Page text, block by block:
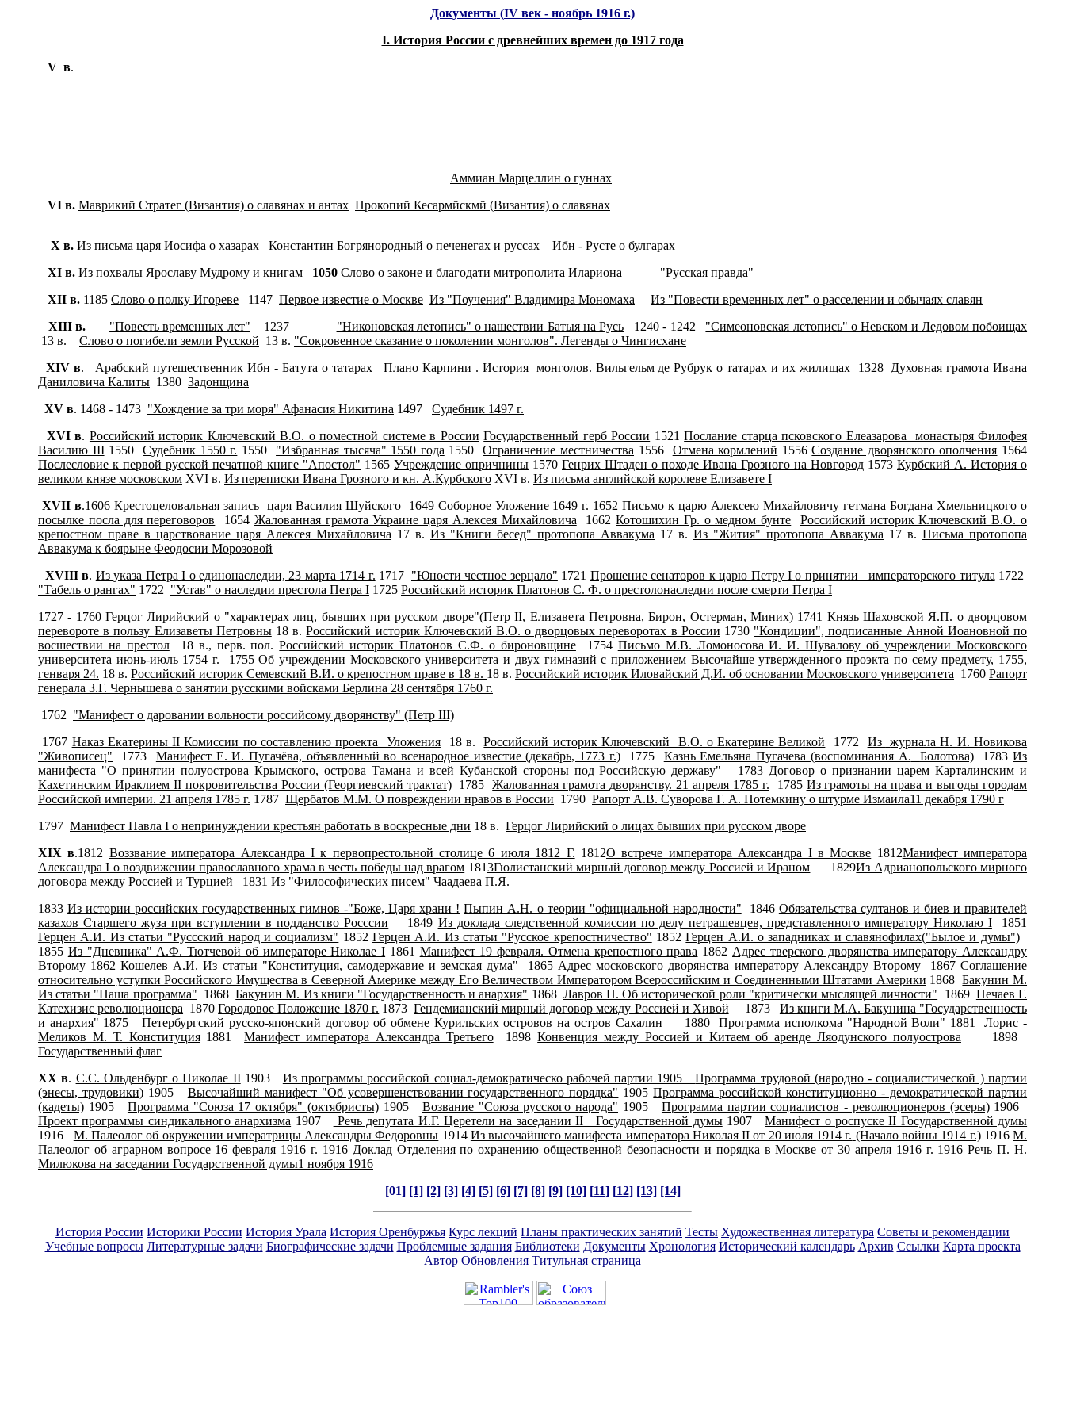
Документы (IV век - ноябрь 1916 г.)
I. История России с древнейших времен до 1917 года
V в.
Аммиан Марцеллин о гуннах
VI в. Маврикий Стратег (Византия) о славянах и антах Прокопий Кесармйскмй (Византия) о славянах
X в. Из письма царя Иосифа о хазарах Константин Богрянородный о печенегах и руссах
Ибн - Русте о булгарах
XI в. Из похвалы Ярославу Мудрому и книгам 1050 Слово о законе и благодати митрополита Илариона
"Русская правда"
XII в. 1185 Слово о полку Игореве 1147 Первое известие о Москве Из "Поучения" Владимира Мономаха
Из "Повести временных лет" о расселении и обычаях славян
XIIIв. "Повесть временных лет" 1237 "Никоновская летопись" о нашествии Батыя на Русь 1240 - 1242 "Симеоновская летопись" о Невском и Ледовом побоищах
13 в. Слово о погибели земли Русской 13 в. "Сокровенное сказание о поколении монголов". Легенды о Чингисхане
XIV в. Арабский путешественник Ибн - Батута о татарах Плано Карпини . История монголов. Вильгельм де Рубрук о татарах и их жилищах1328 Духовная грамота Ивана
Даниловича Калиты 1380 Задонщина
XV в. 1468 - 1473 "Хождение за три моря" Афанасия Никитина 1497 Судебник 1497 г.
XVIв. Российский историк Ключевский В.О. о поместной системе в России Государственный герб России 1521Послание старца псковского Елеазарова монастыря Филофея
Василию III1550Судебник 1550 г. 1550 "Избранная тысяча" 1550 года 1550Ограничение местничества 1556 Отмена кормлений 1556Создание дворянского ополчения 1564
Послесловие к первой русской печатной книге "Апостол" 1565 Учреждение опричнины 1570 Генрих Штаден о походе Ивана Грозного на Новгород 1573 Курбский А. История о
великом князе московском XVI в. Из переписки Ивана Грозного и кн. А.Курбского XVI в. Из письма английской королеве Елизавете I
XVIIв.1606 Крестоцеловальная запись царя Василия Шуйского1649 Соборное Уложение 1649 г. 1652Письмо к царю Алексею Михайловичу гетмана Богдана Хмельницкого о
посылке посла для переговоров 1654 Жалованная грамота Украине царя Алексея Михайловича 1662Котошихин Гр. о медном бунте
Российский историк Ключевский В.О. о
крепостном праве в царствование царя Алексея Михайловича 17 в. Из "Книги бесед" протопопа Аввакума 17 в. Из "Жития" протопопа Аввакума 17 в. Письма протопопа
Аввакума к боярыне Феодосии Морозовой
XVIIIв. Из указа ПетраI о единонаследии, 23 марта 1714 г. 1717 "Юности честное зерцало" 1721 Прошение сенаторов к царю Петру Iо принятии императорского титула 1722
"Табель о рангах" 1722 "Устав" о наследии престола Петра I 1725 Российский историк Платонов С. Ф. о престолонаследии после смерти Петра I
1727 - 1760Герцог Лирийский о "характерах лиц, бывших при русском дворе"(Петр II, Елизавета Петровна, Бирон, Остерман, Миних)1741 Князь Шаховской Я.П. о дворцовом
перевороте в пользу Елизаветы Петровны18 в.Российский историк Ключевский В.О. о дворцовых переворотах в России 1730 "Кондиции", подписанные Анной Иоановной по
восшествии на престол18 в., перв. пол.Российский историк Платонов С.Ф. о бироновщине1754 Письмо М.В. Ломоносова И. И. Шувалову об учреждении Московского
университета июнь-июль 1754 г. 1755Об учреждении Московского университета и двух гимназий с приложением Высочайше утвержденного проэкта по сему предмету, 1755,
генваря 24. 18 в. Российский историк Семевский В.И. о крепостном праве в 18 в. 18 в. Российский историк Иловайский Д.И. об основании Московского университета 1760 Рапорт
генерала З.Г. Чернышева о занятии русскими войсками Берлина 28 сентября 1760 г.
1762 "Манифест о даровании вольности российсому дворянству" (Петр III)
1767 Наказ Екатерины II Комиссии по составлению проекта Уложения18 в.Российский историк Ключевский В.О. о Екатерине Великой 1772 Из журнала Н. И. Новикова
"Живописец" 1773 Манифест Е. И. Пугачёва, объявленный во всенародное известие (декабрь, 1773 г.)1775 Казнь Емельяна Пугачева (воспоминания А. Болотова)1783Из
манифеста "О принятии полуострова Крымского, острова Тамана и всей Кубанской стороны под Российскую державу" 1783 Договор о признании царем Карталинским и
Кахетинским Ираклием II покровительства России (Георгиевский трактат)1785Жалованная грамота дворянству. 21 апреля 1785 г. 1785 Из грамоты на права и выгоды городам
Российской империи. 21 апреля 1785 г. 1787 Щербатов М.М. О повреждении нравов в России 1790 Рапорт А.В. Суворова Г. А. Потемкину о штурме Измаила11 декабря 1790 г
1797 Манифест Павла I о непринуждении крестьян работать в воскресные дни 18 в. Герцог Лирийский о лицах бывших при русском дворе
XIX в.1812 Воззвание императора Александра I к первопрестольной столице 6 июля 1812 Г. 1812О встрече императора Александра I в Москве 1812Манифест императора
Александра I о воздвижении православного храма в честь победы над врагом 1813Гюлистанский мирный договор между Россией и Ираном 1829Из Адрианопольского мирного
договора между Россией и Турцией 1831 Из "Философических писем" Чаадаева П.Я.
1833 Из истории российских государственных гимнов -"Боже, Царя храни ! Пыпин А.Н. о теории "официальной народности" 1846 Обязательства султанов и биев и правителей
казахов Старшего жуза при вступлении в подданство Росссии 1849 Из доклада следственной комиссии по делу петрашевцев, представленного императору Николаю I1851
Герцен А.И. Из статьи "Руссский народ и социализм" 1852Герцен А.И. Из статьи "Русское крепостничество" 1852Герцен А.И. о западниках и славянофилах("Былое и думы")
1855 Из "Дневника" А.Ф. Тютчевой об императоре Николае I 1861 Манифест 19 февраля. Отмена крепостного права 1862 Адрес тверского дворянства императору Александру
Второму 1862 Кошелев А.И. Из статьи "Конституция, самодержавие и земская дума" 1865 Адрес московского дворянства императору Александру Второму1867Соглашение
относительно уступки Российского Имущества в Северной Америке между Его Величеством Императором Всероссийским и Соединенными Штатами Америки 1868Бакунин М.
Из статьи "Наша программа" 1868Бакунин М. Из книги "Государственность и анархия" 1868 Лавров П. Об исторической роли "критически мыслящей личности" 1869 Нечаев Г.
Катехизис революционера 1870Городовое Положение 1870 г. 1873Гендемианский мирный договор между Россией и Хивой 1873 Из книги М.А. Бакунина "Государственность
и анархия" 1875Петербургский русско-японский договор об обмене Курильских островов на остров Сахалин 1880Программа исполкома "Народной Воли" 1881Лорис -
Меликов М. Т. Конституция1881Манифест императора Александра Третьего1898Конвенция между Россией и Китаем об аренде Ляодунского полуострова 1898
Государственный флаг
XX в. С.С. Ольденбург о Николае II 1903 Из программы российской социал-демократическо рабочей партии 1905Программа трудовой (народно - социалистической ) партии
(энесы, трудовики)1905 Высочайший манифест "Об усовершенствовании государственного порядка" 1905Программа российской конституционно - демократической партии
(кадеты) 1905 Программа "Союза 17 октября" (октябристы)1905 Возвание "Союза русского народа" 1905 Программа партии социалистов - революционеров (эсеры)1906
Проект программы синдикального анархизма 1907 Речь депутата И.Г. Церетели на заседании II Государственной думы1907
Манифест о роспуске II Государственной думы
1916
М. Палеолог об окружении императрицы Александры Федоровны 1914 Из высочайшего манифеста императора Николая II от 20 июля 1914 г. (Начало войны 1914 г.)1916М.
Палеолог об аграрном вопросе 16 февраля 1916 г. 1916 Доклад Отделения по охранению общественной безопасности и порядка в Москве от 30 апреля 1916 г. 1916Речь П. Н.
Милюкова на заседании Государственной думы1 ноября 1916
[01] [1] [2] [3] [4] [5] [6] [7] [8] [9] [10] [11] [12] [13] [14]
История России Историки России История Урала История Оренбуржья Курс лекций Планы практических занятий Тесты Художественная литература Советы и рекомендации
Учебные вопросы Литературные задачи Биографические задачи Проблемные задания Библиотеки Документы Хронология Исторический календарь Архив Ссылки Карта проекта
Автор Обновления Титульная страница